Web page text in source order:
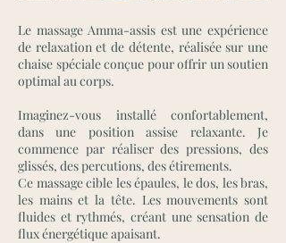
Le massage Amma-assis est une expérience
de relaxation et de détente, réalisée sur une
chaise spéciale conçue pour offrir un soutien
optimal au corps.
Imaginez-vous installé confortablement,
dans une position assise relaxante. Je
commence par réaliser des pressions, des
glissés, des percutions, des étirements.
Ce massage cible les épaules, le dos, les bras,
les mains et la tête. Les mouvements sont
fluides et rythmés, créant une sensation de
flux énergétique apaisant.